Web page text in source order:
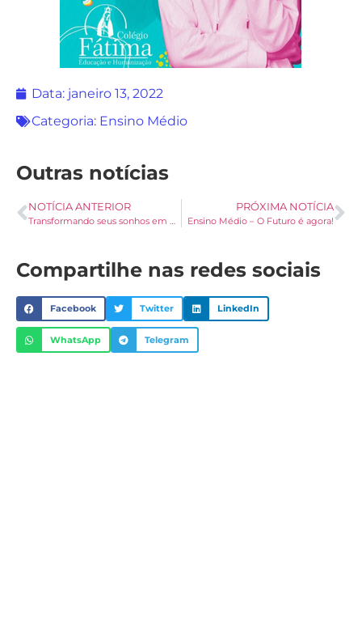
Data: janeiro 13, 2022
Categoria: Ensino Médio
Outras notícias
NOTÍCIA ANTERIOR
Transformando seus sonhos em oportunidades!
PRÓXIMA NOTÍCIA
Ensino Médio – O Futuro é agora!
Compartilhe nas redes sociais
Facebook Twitter LinkedIn
WhatsApp Telegram